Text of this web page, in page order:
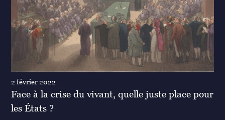
2 février 2022
Face à la crise du vivant, quelle juste place pour
les États ?